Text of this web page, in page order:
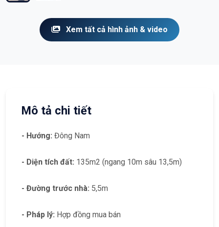
Xem tất cả hình ảnh & video
Mô tả chi tiết
- Hướng: Đông Nam
- Diện tích đất: 135m2 (ngang 10m sâu 13,5m)
- Đường trước nhà: 5,5m
- Pháp lý: Hợp đồng mua bán